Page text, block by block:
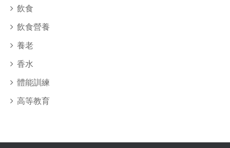
飲食
飲食營養
養老
香水
體能訓練
高等教育